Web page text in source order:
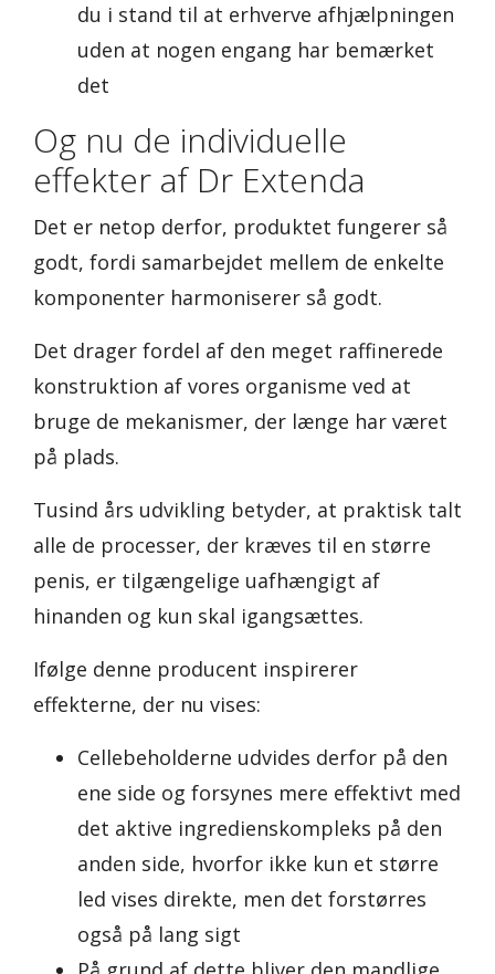
du i stand til at erhverve afhjælpningen
uden at nogen engang har bemærket
det
Og nu de individuelle
effekter af Dr Extenda
Det er netop derfor, produktet fungerer så
godt, fordi samarbejdet mellem de enkelte
komponenter harmoniserer så godt.
Det drager fordel af den meget raffinerede
konstruktion af vores organisme ved at
bruge de mekanismer, der længe har været
på plads.
Tusind års udvikling betyder, at praktisk talt
alle de processer, der kræves til en større
penis, er tilgængelige uafhængigt af
hinanden og kun skal igangsættes.
Ifølge denne producent inspirerer
effekterne, der nu vises:
Cellebeholderne udvides derfor på den
ene side og forsynes mere effektivt med
det aktive ingredienskompleks på den
anden side, hvorfor ikke kun et større
led vises direkte, men det forstørres
også på lang sigt